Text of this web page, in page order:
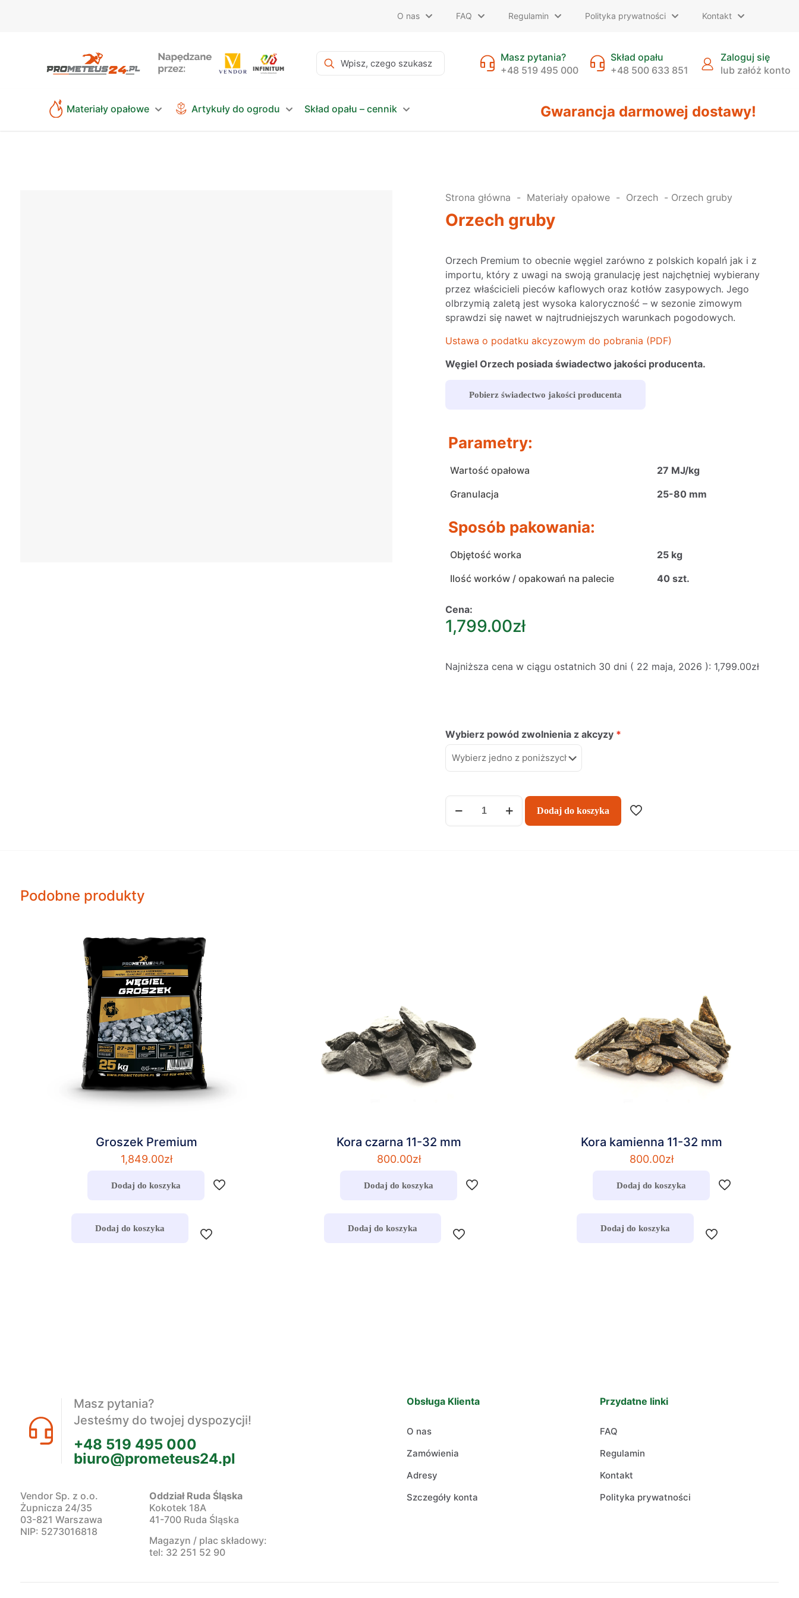
O nas FAQ Regulamin Polityka prywatności Kontakt
Masz pytania?
+48 519 495 000
Skład opału
+48 500 633 851
Zaloguj się
lub załóż konto
Materiały opałowe Artykuły do ogrodu Skład opału – cennik Gwarancja darmowej dostawy!
Strona główna - Materiały opałowe - Orzech - Orzech gruby
Orzech gruby
Orzech Premium to obecnie węgiel zarówno z polskich kopalń jak i z
importu, który z uwagi na swoją granulację jest najchętniej wybierany
przez właścicieli pieców kaflowych oraz kotłów zasypowych. Jego
olbrzymią zaletą jest wysoka kaloryczność – w sezonie zimowym
sprawdzi się nawet w najtrudniejszych warunkach pogodowych.
Ustawa o podatku akcyzowym do pobrania (PDF)
Węgiel Orzech posiada świadectwo jakości producenta.
Pobierz świadectwo jakości producenta
Parametry:
Wartość opałowa
27 MJ/kg
Granulacja
25-80 mm
Sposób pakowania:
Objętość worka
25 kg
Ilość worków / opakowań na palecie
40 szt.
Cena:
1,799.00zł
Najniższa cena w ciągu ostatnich 30 dni ( 22 maja, 2026 ): 1,799.00zł
Wybierz powód zwolnienia z akcyzy
ilość
gruby
Dodaj do koszyka
Podobne produkty
Groszek Premium
1,849.00zł
Dodaj do koszyka
Dodaj do koszyka
Kora czarna 11-32 mm
800.00zł
Dodaj do koszyka
Dodaj do koszyka
Kora kamienna 11-32 mm
800.00zł
Dodaj do koszyka
Dodaj do koszyka
Masz pytania?
Jesteśmy do twojej dyspozycji!
+48 519 495 000
biuro@prometeus24.pl
Vendor Sp. z o.o.
Żupnicza 24/35
03-821 Warszawa
NIP: 5273016818
Oddział Ruda Śląska
Kokotek 18A
41-700 Ruda Śląska
Magazyn / plac składowy:
tel: 32 251 52 90
Obsługa Klienta
O nas
Zamówienia
Adresy
Szczegóły konta
Przydatne linki
FAQ
Regulamin
Kontakt
Polityka prywatności